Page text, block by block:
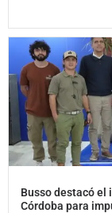
Busso destacó el
Córdoba para